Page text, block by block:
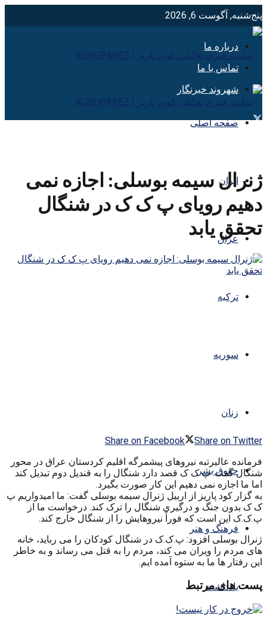
پنج‌شنبه, آگوست 6, 2026
درباره ما
تماس با ما
شهروند خبرنگار
صفحه اصلی
ایران
عراق
ترکیه
سوریه
زنان
حقوق بشر
فرهنگ و هنر
یادداشت
ژنرال سیمه بوسلی: اجازه نمی
دهیم رویای پ ک ک در شنگال
تحقق یابد
Share on Facebook
Share on Twitter
فرمانده عالیرتبه نیروهای پیشمرگه اقلیم کردستان عراق در محور
شنگال گفت: پ ک ک قصد دارد شنگال را به قندیل دوم تبدیل کند
اما ما اجازه نمی دهیم این کار صورت بگیرد.
به گزار کود پاریز از اربیل ژنرال سیمه بوسلی گفت: ما امیدواریم پ
ک ک بدون جنگ و درگیری شنگال را ترک کند. درخواست ما از
پ.ک.ک این است که فوراً نیروهایش را از شنگال خارج کند.
ژنرال بوسلی افزود: پ.ک.ک در شنگال کودکان را می رباید، خانه
های مردم را ویران می کند، مردم را به قتل می رساند و به خاطر
این رفتار ها ما به ستوه آمده ایم.
پست های مرتبط